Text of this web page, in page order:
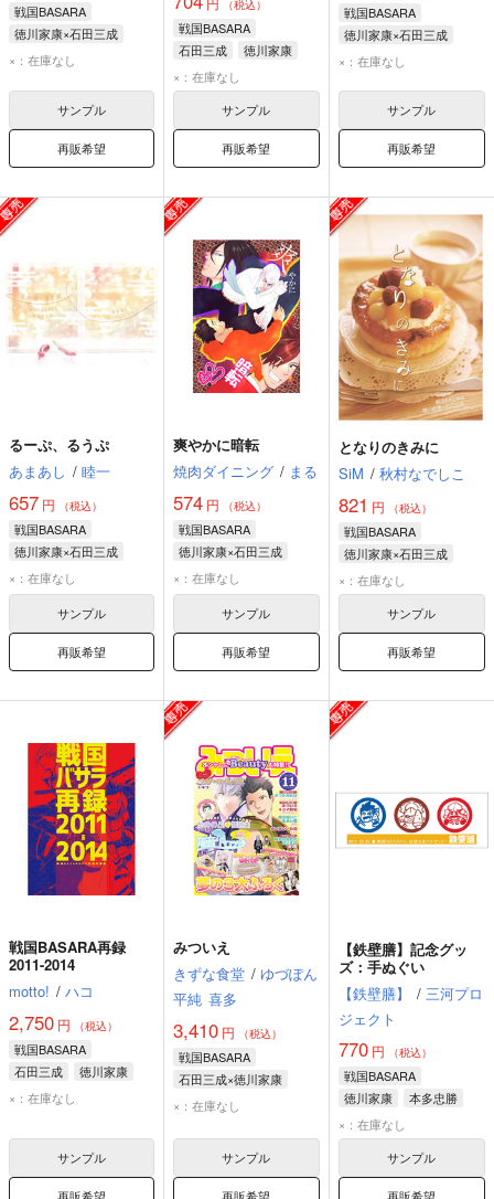
戦国BASARA
徳川家康×石田三成
徳川家康
×：在庫なし
サンプル
再販希望
（税込）
戦国BASARA
石田三成
徳川家康
島左近
×：在庫なし
サンプル
再販希望
戦国BASARA
徳川家康×石田三成
徳川家康
×：在庫なし
サンプル
再販希望
るーぷ、るうぷ
あまあし / 睦一
657 円 （税込）
戦国BASARA
徳川家康×石田三成
徳川家康
×：在庫なし
サンプル
再販希望
爽やかに暗転
焼肉ダイニング / まる
574 円 （税込）
戦国BASARA
徳川家康×石田三成
徳川家康
×：在庫なし
サンプル
再販希望
となりのきみに
SiM / 秋村なでしこ
821 円 （税込）
戦国BASARA
徳川家康×石田三成
徳川家康
×：在庫なし
サンプル
再販希望
戦国BASARA再録
2011-2014
motto! / ハコ
2,750 円 （税込）
戦国BASARA
石田三成
徳川家康
×：在庫なし
サンプル
みついえ
きずな食堂 / ゆづぽん
平純 喜多
3,410 円 （税込）
戦国BASARA
石田三成×徳川家康
石田三成
×：在庫なし
サンプル
【鉄壁膳】記念グッ
ズ：手ぬぐい
【鉄壁膳】
/ 三河プロ
ジェクト
770円 （税込）
戦国BASARA
徳川家康
本多忠勝
×：在庫なし
サンプル